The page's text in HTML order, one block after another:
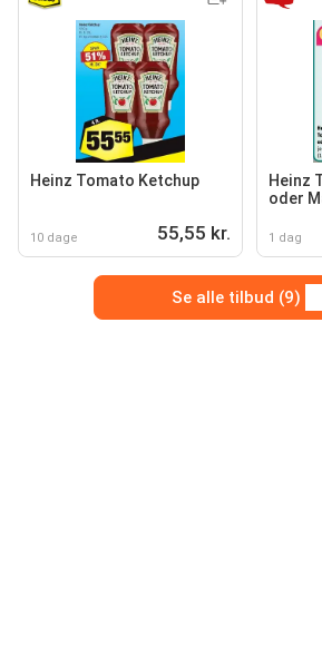
Heinz Tomato Ketchup
10 dage 55,55 kr.
Heinz
oder
1 dag
Se alle tilbud (9)